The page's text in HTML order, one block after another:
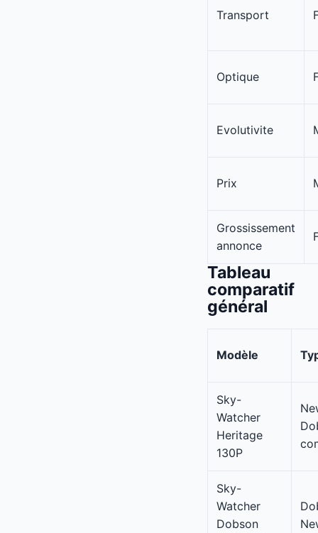
Transport
Optique
Evolutivite
Prix
Grossissement
annonce
Tableau
comparatif
général
Modèle
Sky-
Watcher
Heritage
130P
Sky-
Watcher
Dobson